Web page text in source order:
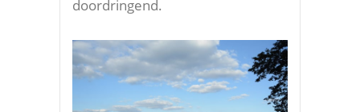
doordringend.